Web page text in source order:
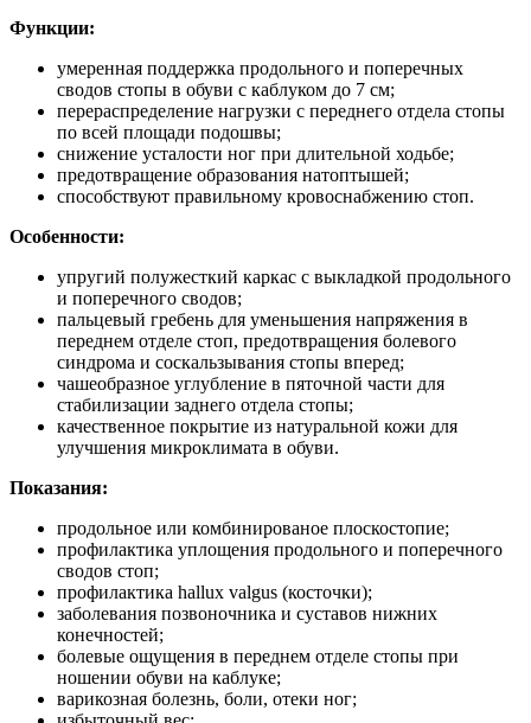
Функции:
умеренная поддержка продольного и поперечных
сводов стопы в обуви с каблуком до 7 см;
перераспределение нагрузки с переднего отдела стопы
по всей площади подошвы;
снижение усталости ног при длительной ходьбе;
предотвращение образования натоптышей;
способствуют правильному кровоснабжению стоп.
Особенности:
упругий полужесткий каркас с выкладкой продольного
и поперечного сводов;
пальцевый гребень для уменьшения напряжения в
переднем отделе стоп, предотвращения болевого
синдрома и соскальзывания стопы вперед;
чашеобразное углубление в пяточной части для
стабилизации заднего отдела стопы;
качественное покрытие из натуральной кожи для
улучшения микроклимата в обуви.
Показания:
продольное или комбинированое плоскостопие;
профилактика уплощения продольного и поперечного
сводов стоп;
профилактика hallux valgus (косточки);
заболевания позвоночника и суставов нижних
конечностей;
болевые ощущения в переднем отделе стопы при
ношении обуви на каблуке;
варикозная болезнь, боли, отеки ног;